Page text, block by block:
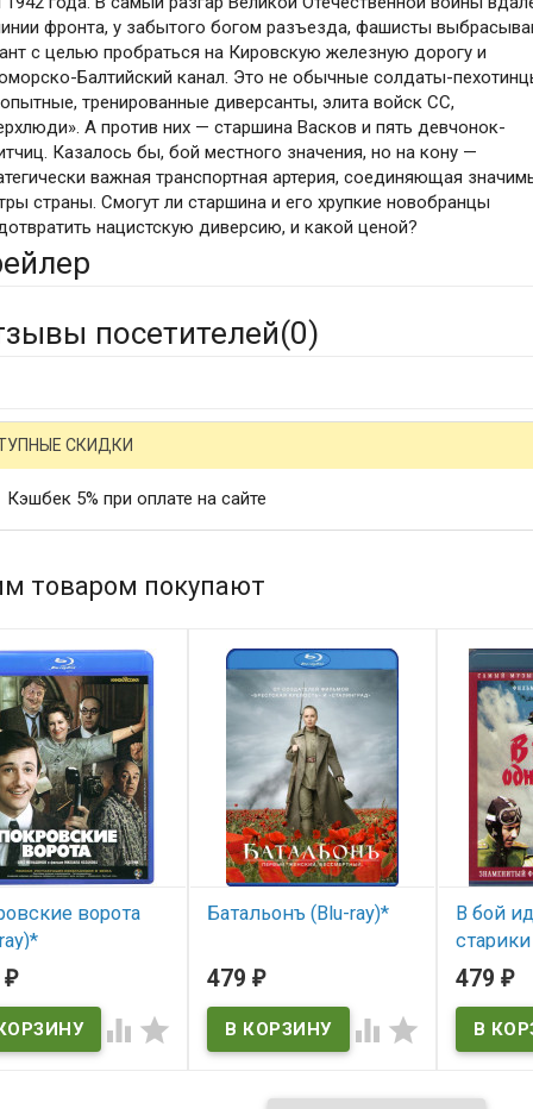
фронта, у забытого богом разъезда, фашисты
с целью пробраться на Кировскую железную дорогу и
Балтийский канал. Это не обычные солдаты-
тренированные диверсанты, элита войск СС,
А против них — старшина Васков и пять девчонок-
Казалось бы, бой местного значения, но на кону —
важная транспортная артерия, соединяющая
страны. Смогут ли старшина и его хрупкие новобранцы
нацистскую диверсию, и какой ценой?
посетителей(0)
СКИДКИ
Кэшбек 5% при оплате на сайте
товаром покупают
ворота
₽
 
Батальонъ (Blu-ray)*
479₽
 
В бой
версия)
В
479 ₽